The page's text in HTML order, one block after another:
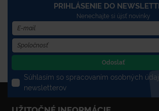
PRIHLÁSENIE DO
Nenechajte si újsť novinky
Odoslať
Súhlasím so spracovaním osobných
newsletterov